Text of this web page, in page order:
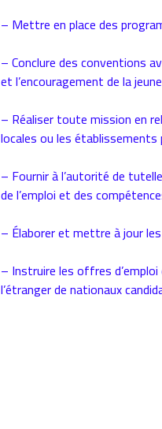
– Mettre en place des
– Conclure des conventions
et l’encouragement de la
– Réaliser toute mission en
locales ou les établissements
– Fournir à l’autorité de
de l’emploi et des
– Élaborer et mettre à jour
– Instruire les offres
l’étranger de nationaux